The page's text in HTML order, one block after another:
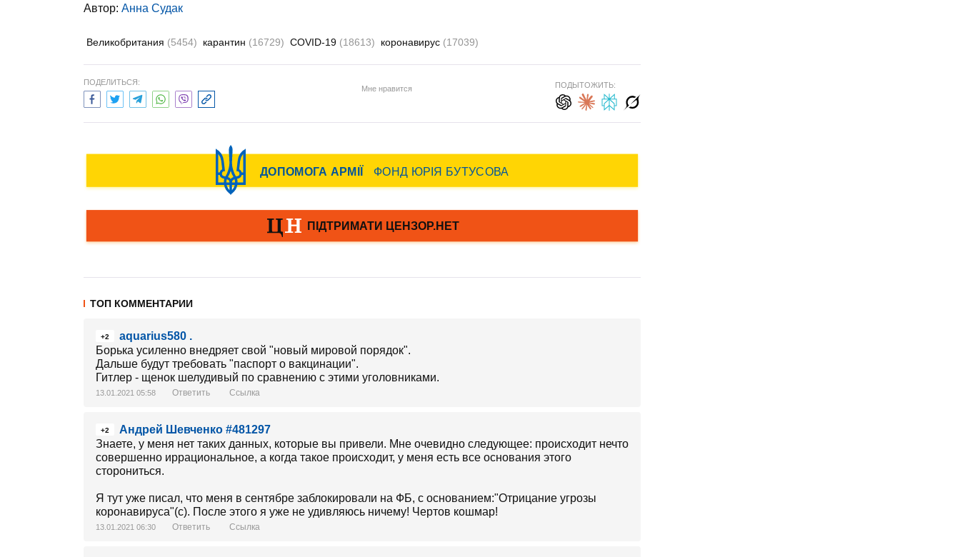
Автор: Анна Судак
Великобритания (5454) карантин (16729) COVID-19 (18613) коронавирус (17039)
ПОДЕЛИТЬСЯ:
Мне нравится ПОДЫТОЖИТЬ:
ТОП КОММЕНТАРИИ
+2
aquarius580 .
Борька усиленно внедряет свой "новый мировой порядок".
Дальше будут требовать "паспорт о вакцинации".
Гитлер - щенок шелудивый по сравнению с этими уголовниками.
13.01.2021 05:58 Ответить Ссылка
+2
Андрей Шевченко #481297
Знаете, у меня нет таких данных, которые вы привели. Мне очевидно следующее: происходит нечто
совершенно иррациональное, а когда такое происходит, у меня есть все основания этого
сторониться.
Я тут уже писал, что меня в сентябре заблокировали на ФБ, с основанием:"Отрицание угрозы
коронавируса"(с). После этого я уже не удивляюсь ничему! Чертов кошмар!
13.01.2021 06:30 Ответить Ссылка